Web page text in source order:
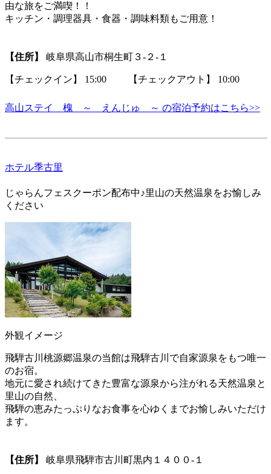
由な旅をご満喫！！
キッチン・調理器具・食器・調味料類もご用意！
【住所】 岐阜県高山市桐生町３‐２‐１
【チェックイン】 15:00 【チェックアウト】 10:00
高山ステイ 槐 ～ えんじゅ ～ の宿泊予約はこちら>>
ホテル季古里
じゃらんフェスクーポン配布中♪里山の天然温泉をお愉しみ
ください
外観イメージ
飛騨古川桃源郷温泉の当館は飛騨古川で自家源泉をもつ唯一
のお宿。
地元に愛され続けてきた豊富な源泉から注がれる天然温泉と
里山の自然、
飛騨の恵みたっぷりなお食事を心ゆくまでお愉しみいただけ
ます。
【住所】 岐阜県飛騨市古川町黒内１４００‐１